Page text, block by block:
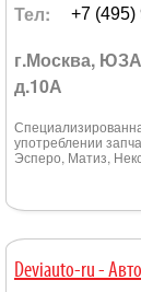
Тел: +7 (495)
г.Москва,
д.10А
употреблении
Эсперо, Матиз,
Deviauto-ru -